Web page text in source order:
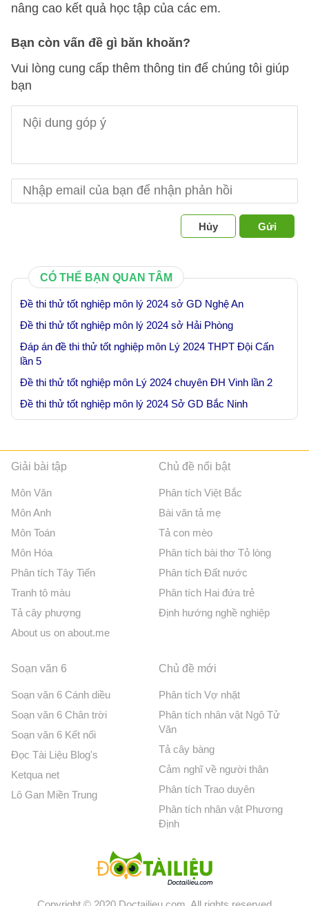
nâng cao kết quả học tập của các em.
Bạn còn vấn đề gì băn khoăn?
Vui lòng cung cấp thêm thông tin để chúng tôi giúp
bạn
Hủy Gửi
CÓ THỂ BẠN QUAN TÂM
Đề thi thử tốt nghiệp môn lý 2024 sở GD Nghệ An
Đề thi thử tốt nghiệp môn lý 2024 sở Hải Phòng
Đáp án đề thi thử tốt nghiệp môn Lý 2024 THPT Đội Cấn
lần 5
Đề thi thử tốt nghiệp môn Lý 2024 chuyên ĐH Vinh lần 2
Đề thi thử tốt nghiệp môn lý 2024 Sở GD Bắc Ninh
Giải bài tập
Môn Văn
Môn Anh
Môn Toán
Môn Hóa
Phân tích Tây Tiến
Tranh tô màu
Tả cây phượng
About us on about.me
Chủ đề nổi bật
Phân tích Việt Bắc
Bài văn tả mẹ
Tả con mèo
Phân tích bài thơ Tỏ lòng
Phân tích Đất nước
Phân tích Hai đứa trẻ
Định hướng nghề nghiệp
Soạn văn 6
Soạn văn 6 Cánh diều
Soạn văn 6 Chân trời
Soạn văn 6 Kết nối
Đọc Tài Liệu Blog's
Ketqua net
Lô Gan Miền Trung
Chủ đề mới
Phân tích Vợ nhặt
Phân tích nhân vật Ngô Tử
Văn
Tả cây bàng
Cảm nghĩ về người thân
Phân tích Trao duyên
Phân tích nhân vật Phương
Định